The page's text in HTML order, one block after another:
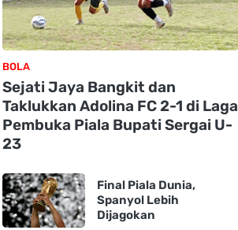
BOLA
Sejati Jaya Bangkit dan
Taklukkan Adolina FC 2-1 di Laga
Pembuka Piala Bupati Sergai U-
23
Final Piala Dunia,
Spanyol Lebih
Dijagokan